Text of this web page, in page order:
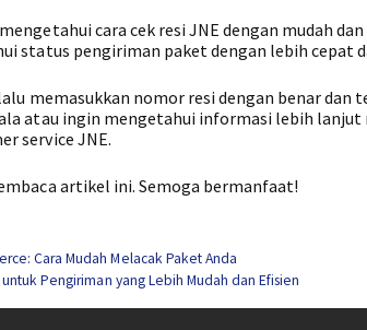
cara cek resi JNE dengan mudah
status pengiriman paket dengan lebih cepat
memasukkan nomor resi dengan benar
atau ingin mengetahui informasi lebih
service JNE.
artikel ini. Semoga bermanfaat!
Cara Mudah Melacak Paket Anda
untuk Pengiriman yang Lebih Mudah dan Efisien